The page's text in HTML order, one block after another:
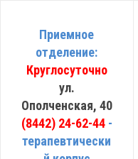
Приемное
отделение:
Круглосуточно
ул.
Ополченская, 40
(8442) 24-62-44 -
терапевтически